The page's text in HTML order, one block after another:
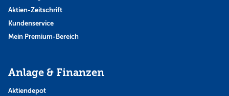
Aktien-Zeitschrift
Kundenservice
Mein Premium-Bereich
Anlage & Finanzen
Aktiendepot